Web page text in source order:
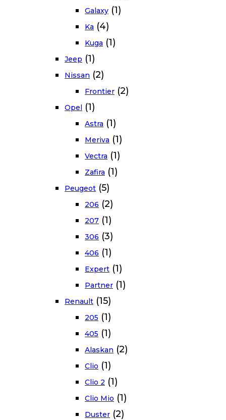
Galaxy (1)
Ka (4)
Kuga (1)
Jeep (1)
Nissan (2)
Frontier (2)
Opel (1)
Astra (1)
Meriva (1)
Vectra (1)
Zafira (1)
Peugeot (5)
206 (2)
207 (1)
306 (3)
406 (1)
Expert (1)
Partner (1)
Renault (15)
205 (1)
405 (1)
Alaskan (2)
Clio (1)
Clio 2 (1)
Clio Mio (1)
Duster (2)